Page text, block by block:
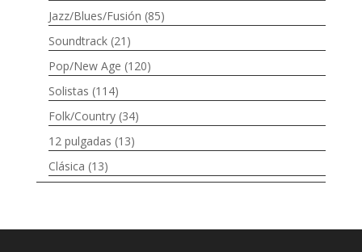
Jazz/Blues/Fusión (85)
Soundtrack (21)
Pop/New Age (120)
Solistas (114)
Folk/Country (34)
12 pulgadas (13)
Clásica (13)